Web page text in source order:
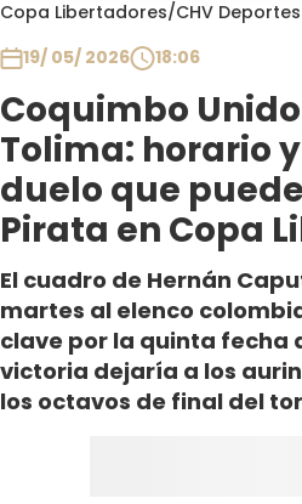
Copa Libertadores/CHV Deportes
19/ 05/ 2026
18:06
Coquimbo
Tolima: horario
duelo que
Pirata en Copa
El cuadro de Hernán
martes al elenco
clave por la quinta fecha
victoria dejaría a los
los octavos de final del
Programas
Club De La Comedia
Contigo en Directo
Plan Perfecto
El Tiempo
Sabingo
Todos Los Programas